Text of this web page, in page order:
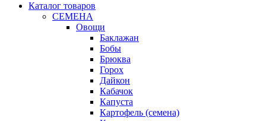
Каталог товаров
СЕМЕНА
Овощи
Баклажан
Бобы
Брюква
Горох
Дайкон
Кабачок
Капуста
Картофель (семена)